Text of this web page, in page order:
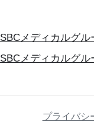
SBCメディカルグル
SBCメディカルグル
プライバシ